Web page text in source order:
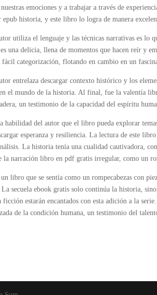
emociones y a trabajar a través de
epub historia, y este libro lo logra de manera
utiliza el lenguaje y las técnicas narrativas es lo
una delicia, llena de momentos que hacen reír y
fácil categorización, flotando en cambio en un
entrelaza descargar contexto histórico y los
el mundo de la historia. Al final, fue la valentía
un testimonio de la capacidad del espíritu
habilidad del autor que el libro pueda explorar
esperanza y resiliencia. La lectura de este
La historia tenía una cualidad cautivadora,
la narración libro en pdf gratis irregular, como un
libro que se sentía como un rompecabezas con
secuela ebook gratis solo continúa la historia,
estarán encantados con esta adición a la
de la condición humana, un testimonio del